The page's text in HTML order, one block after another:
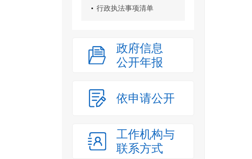
行政执法事项清单
政府信息
公开年报
依申请公开
工作机构与
联系方式